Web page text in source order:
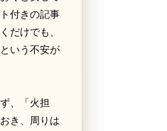
付きの記事
だけでも、
いう不安が
、「火担
き、周りは